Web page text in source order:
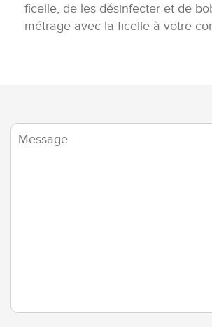
Contact
ficelle, de les désinfecter et de
métrage avec la ficelle à votre